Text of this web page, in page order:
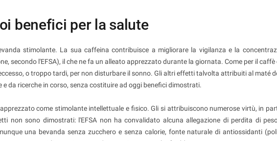
benefici per la salute
stimolante. La sua caffeina contribuisce a migliorare la vigilanza e la
secondo l'EFSA), il che ne fa un alleato apprezzato durante la giornata. Come per il caffè
o troppo tardi, per non disturbare il sonno. Gli altri effetti talvolta attribuiti al maté
da ricerche in corso, senza costituire ad oggi benefici dimostrati.
come stimolante intellettuale e fisico. Gli si attribuiscono numerose virtù, in
non sono dimostrati: l'EFSA non ha convalidato alcuna allegazione di perdita di
una bevanda senza zucchero e senza calorie, fonte naturale di antiossidanti